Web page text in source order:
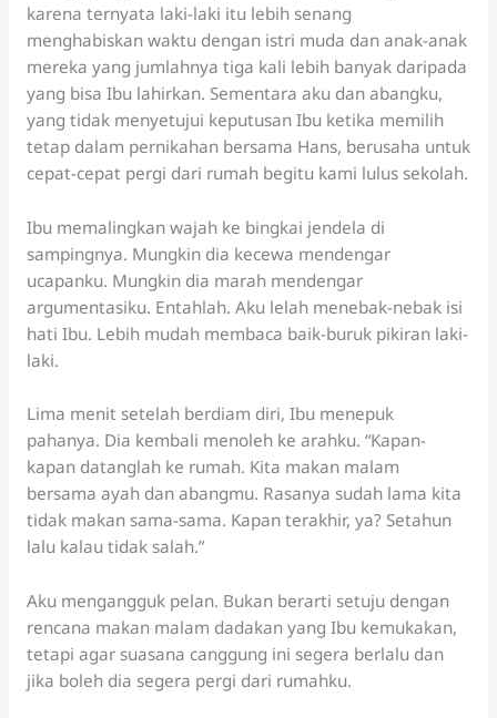
karena ternyata laki-laki itu lebih senang
menghabiskan waktu dengan istri muda dan anak-anak
mereka yang jumlahnya tiga kali lebih banyak daripada
yang bisa Ibu lahirkan. Sementara aku dan abangku,
yang tidak menyetujui keputusan Ibu ketika memilih
tetap dalam pernikahan bersama Hans, berusaha untuk
cepat-cepat pergi dari rumah begitu kami lulus sekolah.
Ibu memalingkan wajah ke bingkai jendela di
sampingnya. Mungkin dia kecewa mendengar
ucapanku. Mungkin dia marah mendengar
argumentasiku. Entahlah. Aku lelah menebak-nebak isi
hati Ibu. Lebih mudah membaca baik-buruk pikiran laki-
laki.
Lima menit setelah berdiam diri, Ibu menepuk
pahanya. Dia kembali menoleh ke arahku. “Kapan-
kapan datanglah ke rumah. Kita makan malam
bersama ayah dan abangmu. Rasanya sudah lama kita
tidak makan sama-sama. Kapan terakhir, ya? Setahun
lalu kalau tidak salah.”
Aku mengangguk pelan. Bukan berarti setuju dengan
rencana makan malam dadakan yang Ibu kemukakan,
tetapi agar suasana canggung ini segera berlalu dan
jika boleh dia segera pergi dari rumahku.